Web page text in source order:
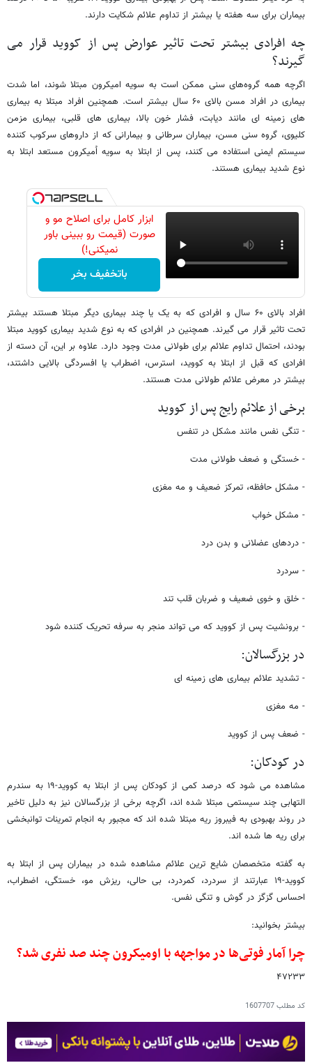
بیماران برای سه هفته یا بیشتر از تداوم علائم شکایت دارند.
چه افرادی بیشتر تحت تاثیر عوارض پس از کووید قرار می
گیرند؟
اگرچه همه گروه‌های سنی ممکن است به سویه امیکرون مبتلا شوند، اما شدت
بیماری در افراد مسن بالای ۶۰ سال بیشتر است. همچنین افراد مبتلا به بیماری
های زمینه ای مانند دیابت، فشار خون بالا، بیماری های قلبی، بیماری مزمن
کلیوی، گروه سنی مسن، بیماران سرطانی و بیمارانی که از داروهای سرکوب کننده
سیستم ایمنی استفاده می کنند، پس از ابتلا به سویه اُمیکرون مستعد ابتلا به
نوع شدید بیماری هستند.
ابزار کامل برای اصلاح مو و
صورت (قیمت رو ببینی باور
نمیکنی!)
باتخفیف بخر
افراد بالای ۶۰ سال و افرادی که به یک یا چند بیماری دیگر مبتلا هستند بیشتر
تحت تاثیر قرار می گیرند. همچنین در افرادی که به نوع شدید بیماری کووید مبتلا
بودند، احتمال تداوم علائم برای طولانی مدت وجود دارد. علاوه بر این، آن دسته از
افرادی که قبل از ابتلا به کووید، استرس، اضطراب یا افسردگی بالایی داشتند،
بیشتر در معرض علائم طولانی مدت هستند.
برخی از علائم رایج پس از کووید
- تنگی نفس مانند مشکل در تنفس
- خستگی و ضعف طولانی مدت
- مشکل حافظه، تمرکز ضعیف و مه مغزی
- مشکل خواب
- دردهای عضلانی و بدن درد
- سردرد
- خلق و خوی ضعیف و ضربان قلب تند
- برونشیت پس از کووید که می تواند منجر به سرفه تحریک کننده شود
در بزرگسالان:
- تشدید علائم بیماری های زمینه ای
- مه مغزی
- ضعف پس از کووید
در کودکان:
مشاهده می شود که درصد کمی از کودکان پس از ابتلا به کووید-۱۹ به سندرم
التهابی چند سیستمی مبتلا شده اند، اگرچه برخی از بزرگسالان نیز به دلیل تاخیر
در روند بهبودی به فیبروز ریه مبتلا شده اند که مجبور به انجام تمرینات توانبخشی
برای ریه ها شده اند.
به گفته متخصصان شایع ترین علائم مشاهده شده در بیماران پس از ابتلا به
کووید-۱۹ عبارتند از سردرد، کمردرد، بی حالی، ریزش مو، خستگی، اضطراب،
احساس گزگز در گوش و تنگی نفس.
بیشتر بخوانید:
چرا آمار فوتی‌ها در مواجهه با اومیکرون چند صد نفری شد؟
۴۷۲۳۳
کد مطلب1607707